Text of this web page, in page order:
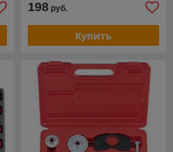
198 руб.
Купить